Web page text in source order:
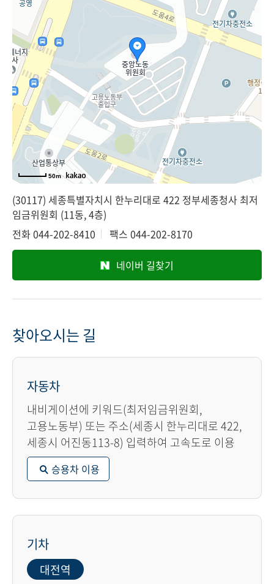
50m
(30117) 세종특별자치시 한누리대로 422 정부세종청사 최저
임금위원회 (11동, 4층)
전화044-202-8410 팩스 044-202-8170
네이버 길찾기
찾아오시는 길
자동차
내비게이션에 키워드(최저임금위원회,
고용노동부) 또는 주소(세종시 한누리대로 422,
세종시 어진동113-8) 입력하여 고속도로 이용
승용차 이용
기차
대전역